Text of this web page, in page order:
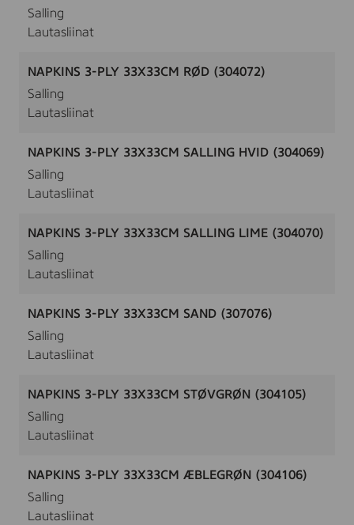
Salling
Lautasliinat
NAPKINS 3-PLY 33X33CM RØD (304072)
Salling
Lautasliinat
NAPKINS 3-PLY 33X33CM SALLING HVID (304069)
Salling
Lautasliinat
NAPKINS 3-PLY 33X33CM SALLING LIME (304070)
Salling
Lautasliinat
NAPKINS 3-PLY 33X33CM SAND (307076)
Salling
Lautasliinat
NAPKINS 3-PLY 33X33CM STØVGRØN (304105)
Salling
Lautasliinat
NAPKINS 3-PLY 33X33CM ÆBLEGRØN (304106)
Salling
Lautasliinat